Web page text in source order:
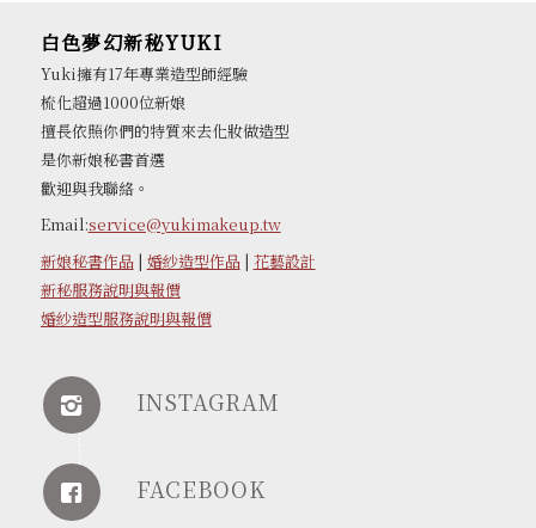
白色夢幻新秘YUKI
Yuki擁有17年專業造型師經驗
梳化超過1000位新娘
擅長依照你們的特質來去化妝做造型
是你新娘秘書首選
歡迎與我聯絡。
Email:service@yukimakeup.tw
新娘秘書作品| 婚紗造型作品| 花藝設計
新秘服務說明與報價
婚紗造型服務說明與報價
INSTAGRAM
FACEBOOK